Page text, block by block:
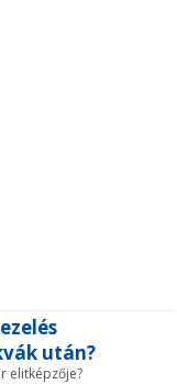
után?
elitképzője?